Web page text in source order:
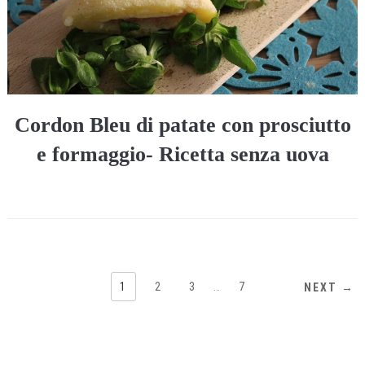
Cordon Bleu di patate con prosciutto
e formaggio- Ricetta senza uova
1 2 3 7 NEXT →